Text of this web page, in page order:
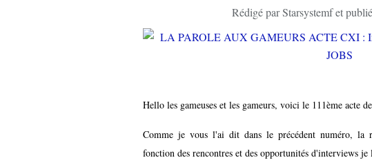
Rédigé par Starsystemf et
Hello les gameuses et les gameurs, voici le 111ème acte de
Comme je vous l'ai dit dans le précédent numéro, la
fonction des rencontres et des opportunités d'interviews